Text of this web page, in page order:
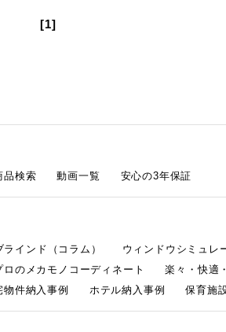
[1]
品検索 動画一覧 安心の3年保証
インド（コラム）
ウィンドウシミュレ
ロのメカモノコーディネート
楽々・快適
物件納入事例 ホテル納入事例 保育施